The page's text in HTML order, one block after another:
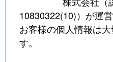
10830322(10)）が運
お客様の個人情報は
す。